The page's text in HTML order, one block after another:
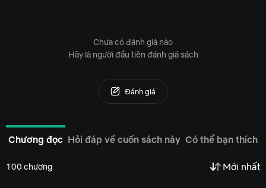
Chưa có đánh giá nào
Hãy là người đầu tiên đánh giá sách
Đánh giá
Chương đọc Hỏi đáp về cuốn sách này Có thể bạn thích
100 chương Mới nhất